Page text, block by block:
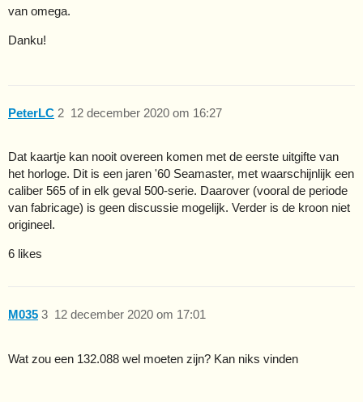
van omega.
Danku!
PeterLC 12 december 2020 om 16:27
2
Dat kaartje kan nooit overeen komen met de eerste uitgifte van
het horloge. Dit is een jaren '60 Seamaster, met waarschijnlijk een
caliber 565 of in elk geval 500-serie. Daarover (vooral de periode
van fabricage) is geen discussie mogelijk. Verder is de kroon niet
origineel.
6 likes
M035 12 december 2020 om 17:01
3
Wat zou een 132.088 wel moeten zijn? Kan niks vinden